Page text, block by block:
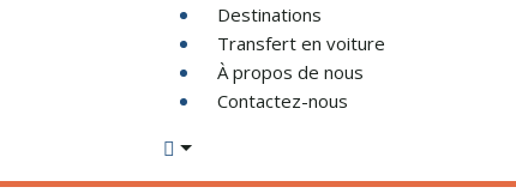
Destinations
Transfert en voiture
À propos de nous
Contactez-nous